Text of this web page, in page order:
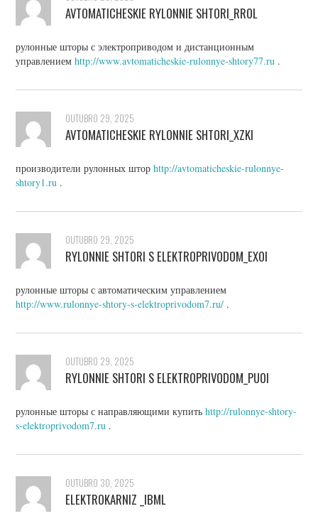
AVTOMATICHESKIE RYLONNIE SHTORI_RROL
рулонные шторы с электроприводом и дистанционным
управлениемhttp://www.avtomaticheskie-rulonnye-shtory77.ru .
OUTUBRO 29, 2025
AVTOMATICHESKIE RYLONNIE SHTORI_XZKI
производители рулонных шторhttp://avtomaticheskie-rulonnye-
shtory1.ru .
OUTUBRO 29, 2025
RYLONNIE SHTORI S ELEKTROPRIVODOM_EXOI
рулонные шторы с автоматическим управлением
http://www.rulonnye-shtory-s-elektroprivodom7.ru/ .
OUTUBRO 29, 2025
RYLONNIE SHTORI S ELEKTROPRIVODOM_PUOI
рулонные шторы с направляющими купитьhttp://rulonnye-shtory-
s-elektroprivodom7.ru .
OUTUBRO 30, 2025
ELEKTROKARNIZ _IBML